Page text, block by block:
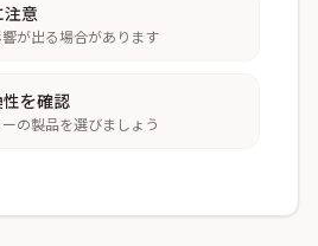
注意
が出る場合があります
を確認
の製品を選びましょう